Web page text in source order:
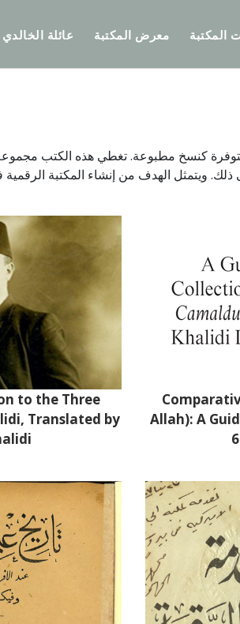
المكتبة معرض المكتبة عائلة الخالدي
كنسخ مطبوعة. تغطي هذه الكتب
ذلك. ويتمثل الهدف من إنشاء المكتبة
Allah): A
to the Three
Translated by